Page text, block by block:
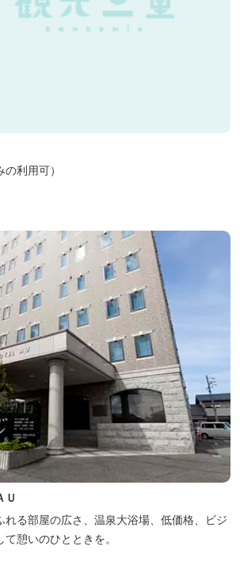
利用可）
Ｕ
れる部屋の広さ、温泉大浴場、低価格、ビジ
憩いのひとときを。